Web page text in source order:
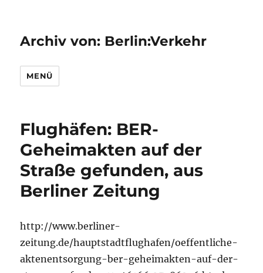
Archiv von: Berlin:Verkehr
MENÜ
Flughäfen: BER-
Geheimakten auf der
Straße gefunden, aus
Berliner Zeitung
http://www.berliner-
zeitung.de/hauptstadtflughafen/oeffentliche-
aktenentsorgung-ber-geheimakten-auf-der-